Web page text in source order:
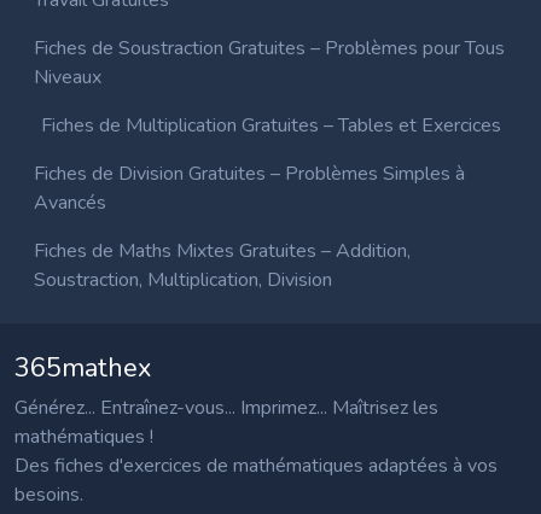
Fiches de Soustraction Gratuites – Problèmes pour Tous
Niveaux
Fiches de Multiplication Gratuites – Tables et Exercices
Fiches de Division Gratuites – Problèmes Simples à
Avancés
Fiches de Maths Mixtes Gratuites – Addition,
Soustraction, Multiplication, Division
365mathex
Générez... Entraînez-vous... Imprimez... Maîtrisez les
mathématiques !
Des fiches d'exercices de mathématiques adaptées à vos
besoins.